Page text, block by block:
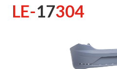
LE-17304